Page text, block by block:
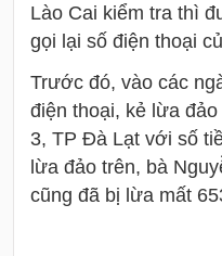
Lào Cai kiểm tra thì
gọi lại số điện thoại
Trước đó, vào các
điện thoại, kẻ lừa
3, TP Đà Lạt với số
lừa đảo trên, bà
cũng đã bị lừa mất